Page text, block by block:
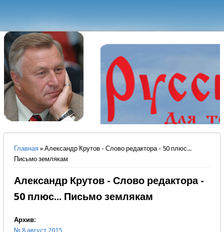
Вы здесь
Главная» Александр Крутов - Слово редактора - 50 плюс...
Письмо землякам
Александр Крутов - Слово редактора -
50 плюс... Письмо землякам
Архив:
№ 8 август 2015